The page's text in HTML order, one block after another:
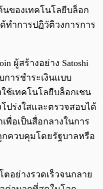
นของเทคโนโลยีบล็อก
ทำการปฏิวัติวงการการ
ผู้สร้างอย่าง Satoshi
การชำระเงินแบบ
ช้เทคโนโลยีบล็อกเชน
ปร่งใสและตรวจสอบได้
พื่อเป็นสื่อกลางในการ
ควบคุมโดยรัฐบาลหรือ
ตอย่างรวดเร็วจนกลาย